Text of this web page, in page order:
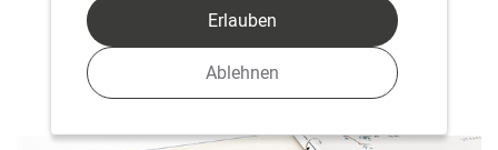
Ablehnen
Erlauben
Kraftpapier